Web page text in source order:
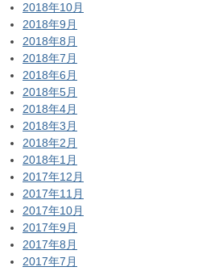
2018年10月
2018年9月
2018年8月
2018年7月
2018年6月
2018年5月
2018年4月
2018年3月
2018年2月
2018年1月
2017年12月
2017年11月
2017年10月
2017年9月
2017年8月
2017年7月